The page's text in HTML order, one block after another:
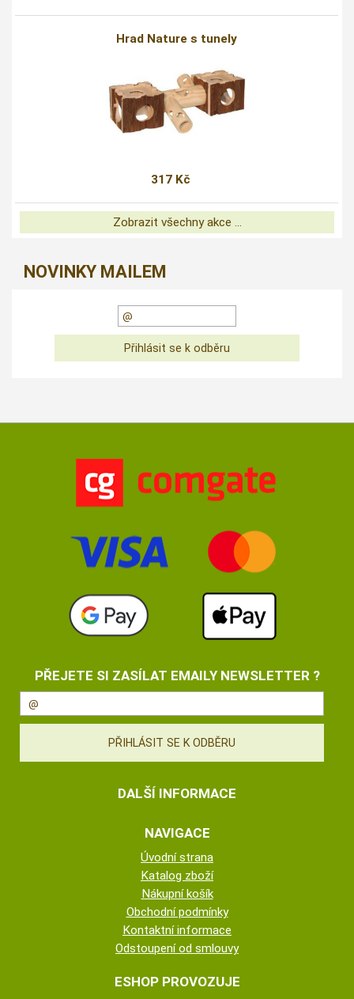
Hrad Nature s tunely
317 Kč
Zobrazit všechny akce ...
NOVINKY MAILEM
PŘEJETE SI ZASÍLAT EMAILY NEWSLETTER ?
DALŠÍ INFORMACE
NAVIGACE
Úvodní strana
Katalog zboží
Nákupní košík
Obchodní podmínky
Kontaktní informace
Odstoupení od smlouvy
ESHOP PROVOZUJE